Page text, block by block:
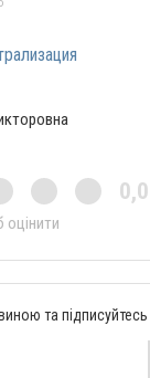
0,0
оцінити
та